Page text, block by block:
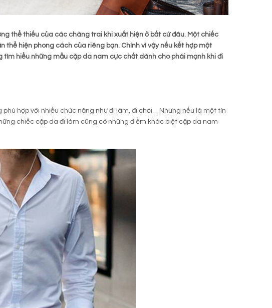
thể thiếu của các chàng trai khi xuất hiện ở bất cứ đâu. Một chiếc
thể hiện phong cách của riêng bạn. Chính vì vậy nếu kết hợp một
tìm hiểu những mẫu cặp da nam cực chất dành cho phái mạnh khi đi
hợp với nhiều chức năng như đi làm, đi chơi… Nhưng nếu là một tín
chiếc cặp da đi làm cũng có những điểm khác biệt cặp da nam